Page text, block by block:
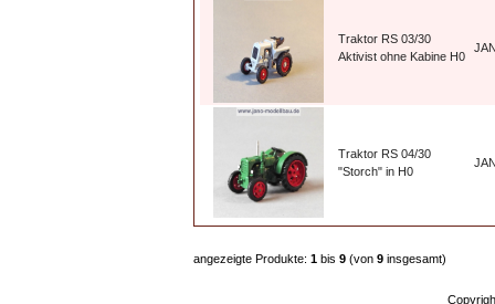
Traktor RS 03/30
Aktivist ohne Kabine H0
Traktor RS 04/30
"Storch" in H0
angezeigte Produkte: 1 bis 9 (von 9 insgesamt)